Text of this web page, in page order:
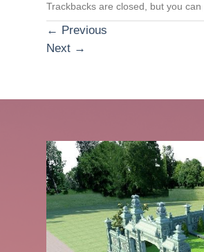
Trackbacks are closed, but you can
← Previous
Next →